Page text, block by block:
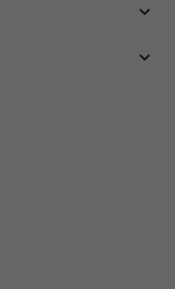

